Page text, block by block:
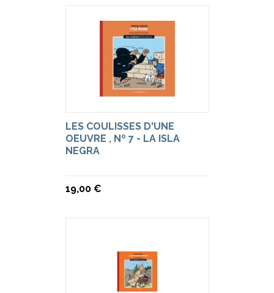
LES COULISSES D'UNE
OEUVRE , Nº 7 - LA ISLA
NEGRA
19,00 €